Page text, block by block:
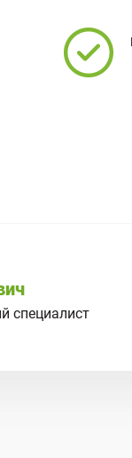
специалист